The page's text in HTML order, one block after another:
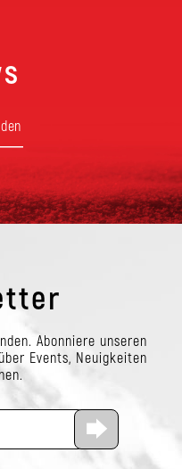
Abonniere unseren
Events, Neuigkeiten